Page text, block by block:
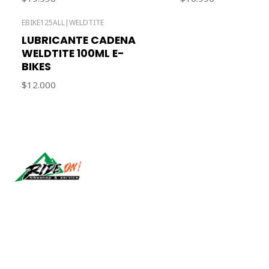
EBIKE125ALL|WELDTITE
LUBRICANTE CADENA
WELDTITE 100ML E-
BIKES
$12.000